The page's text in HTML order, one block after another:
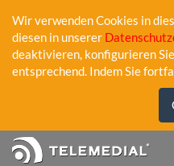
Wir verwenden Cookies in
diesen in unserer
deaktivieren, konfigurieren
entsprechend. Indem Sie